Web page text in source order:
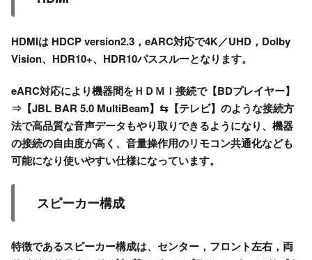
HDMIは HDCP version2.3， eARC対応で4K／UHD，Dolby
Vision、HDR10+、HDR10パススルーとなります。
eARC対応により機器間をＨＤＭＩ接続で【BDプレイヤー】
⇒【JBL BAR 5.0 MultiBeam】⇆【テレビ】のような接続方
法で高品質な音声データもやり取りできるようになり、機器
の接続の自由度が高く、音量操作用のリモコン共通化なども
可能になり使いやすい仕様になっています。
スピーカー構成
特徴であるスピーカー構成は、センター，フロント左右，両